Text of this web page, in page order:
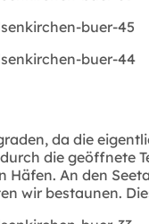
da die
die geöffnete
An den
wir bestaunen.